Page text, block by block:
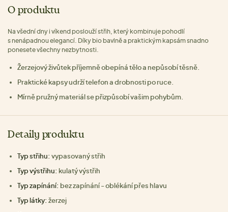
O produktu
Na všední dny i víkend poslouží střih, který kombinuje pohodlí
s nenápadnou elegancí. Díky bio bavlně a praktickým kapsám snadno
ponesete všechny nezbytnosti.
Žerzejový živůtek příjemně obepíná tělo a nepůsobí těsně.
Praktické kapsy udrží telefon a drobnosti po ruce.
Mírně pružný materiál se přizpůsobí vašim pohybům.
Detaily produktu
Typ střihu: vypasovaný střih
Typ výstřihu: kulatý výstřih
Typ zapínání: bez zapínání - oblékání přes hlavu
Typ látky: žerzej